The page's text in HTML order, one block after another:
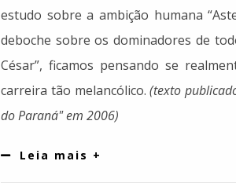
estudo sobre a ambição humana
deboche sobre os dominadores de
César”, ficamos pensando se
carreira tão melancólico.(texto
do Paraná" em 2006)
Leia mais +